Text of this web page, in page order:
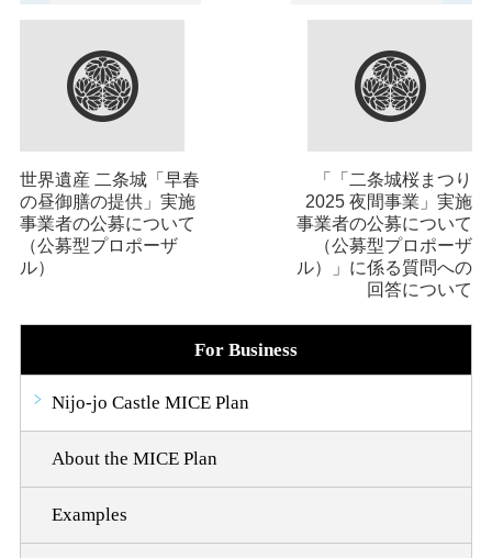
世界遺産 二条城「早春
の昼御膳の提供」実施
事業者の公募について
（公募型プロポーザ
ル）
「「二条城桜まつり
2025 夜間事業」実施
事業者の公募について
（公募型プロポーザ
ル）」に係る質問への
回答について
For Business
Nijo-jo Castle MICE Plan
About the MICE Plan
Examples